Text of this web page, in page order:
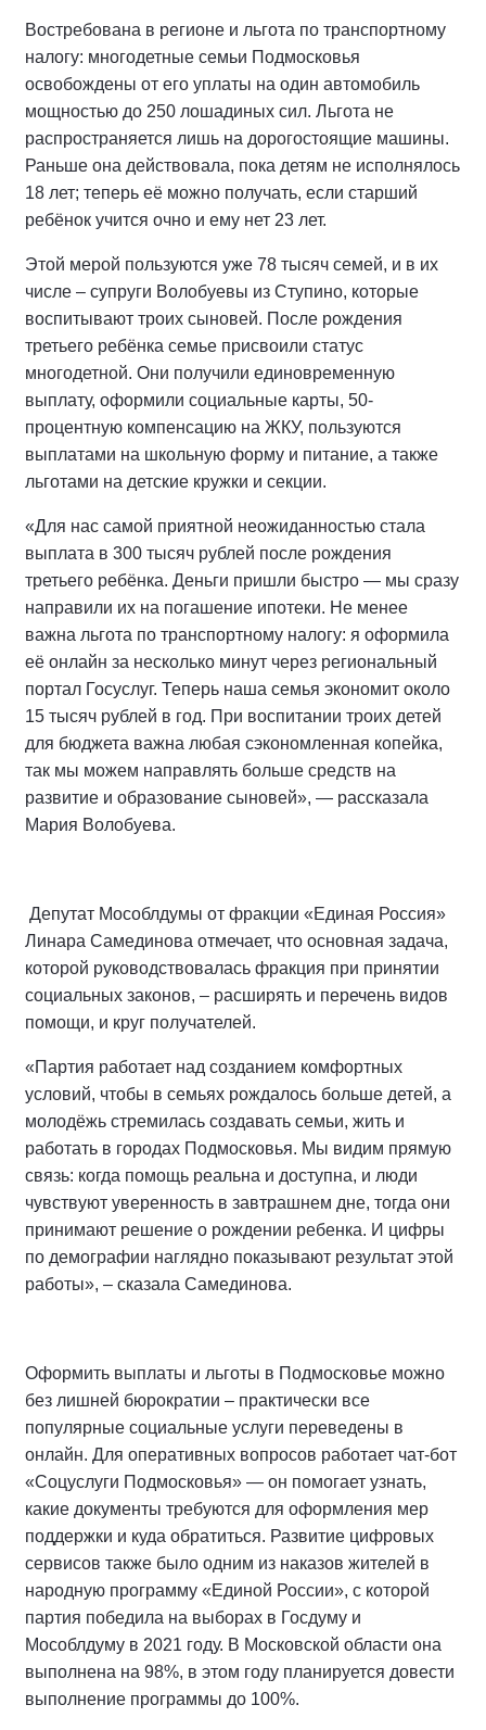
Востребована в регионе и льгота по транспортному
налогу: многодетные семьи Подмосковья
освобождены от его уплаты на один автомобиль
мощностью до 250 лошадиных сил. Льгота не
распространяется лишь на дорогостоящие машины.
Раньше она действовала, пока детям не исполнялось
18 лет; теперь её можно получать, если старший
ребёнок учится очно и ему нет 23 лет.
Этой мерой пользуются уже 78 тысяч семей, и в их
числе – супруги Волобуевы из Ступино, которые
воспитывают троих сыновей. После рождения
третьего ребёнка семье присвоили статус
многодетной. Они получили единовременную
выплату, оформили социальные карты, 50-
процентную компенсацию на ЖКУ, пользуются
выплатами на школьную форму и питание, а также
льготами на детские кружки и секции.
«Для нас самой приятной неожиданностью стала
выплата в 300 тысяч рублей после рождения
третьего ребёнка. Деньги пришли быстро — мы сразу
направили их на погашение ипотеки. Не менее
важна льгота по транспортному налогу: я оформила
её онлайн за несколько минут через региональный
портал Госуслуг. Теперь наша семья экономит около
15 тысяч рублей в год. При воспитании троих детей
для бюджета важна любая сэкономленная копейка,
так мы можем направлять больше средств на
развитие и образование сыновей», — рассказала
Мария Волобуева.
Депутат Мособлдумы от фракции «Единая Россия»
Линара Самединова отмечает, что основная задача,
которой руководствовалась фракция при принятии
социальных законов, – расширять и перечень видов
помощи, и круг получателей.
«Партия работает над созданием комфортных
условий, чтобы в семьях рождалось больше детей, а
молодёжь стремилась создавать семьи, жить и
работать в городах Подмосковья. Мы видим прямую
связь: когда помощь реальна и доступна, и люди
чувствуют уверенность в завтрашнем дне, тогда они
принимают решение о рождении ребенка. И цифры
по демографии наглядно показывают результат этой
работы», – сказала Самединова.
Оформить выплаты и льготы в Подмосковье можно
без лишней бюрократии – практически все
популярные социальные услуги переведены в
онлайн. Для оперативных вопросов работает чат-бот
«Соцуслуги Подмосковья» — он помогает узнать,
какие документы требуются для оформления мер
поддержки и куда обратиться. Развитие цифровых
сервисов также было одним из наказов жителей в
народную программу «Единой России», с которой
партия победила на выборах в Госдуму и
Мособлдуму в 2021 году. В Московской области она
выполнена на 98%, в этом году планируется довести
выполнение программы до 100%.